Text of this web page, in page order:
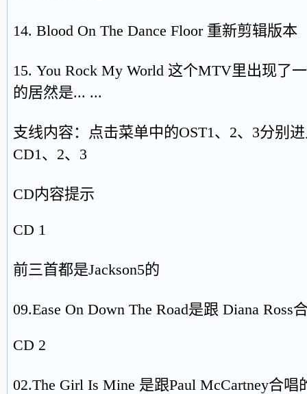
14. Blood On The Dance Floor 重新剪辑版本
15. You Rock My World 这个MTV里出现了
的居然是... ...
支线内容：点击菜单中的OST1、2、3分别
CD1、2、3
CD内容提示
CD 1
前三首都是Jackson5的
09.Ease On Down The Road是跟 Diana Ross
CD 2
02.The Girl Is Mine 是跟Paul McCartney合唱